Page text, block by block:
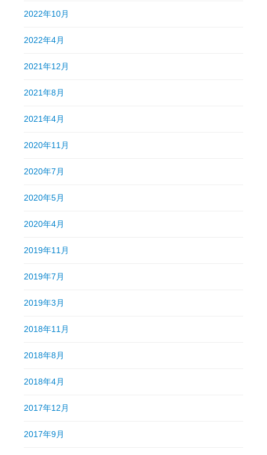
2022年10月
2022年4月
2021年12月
2021年8月
2021年4月
2020年11月
2020年7月
2020年5月
2020年4月
2019年11月
2019年7月
2019年3月
2018年11月
2018年8月
2018年4月
2017年12月
2017年9月